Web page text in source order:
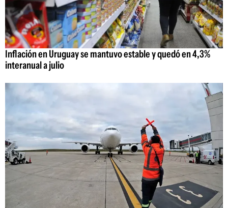
Inflación en Uruguay se mantuvo estable y quedó en 4,3%
interanual a julio